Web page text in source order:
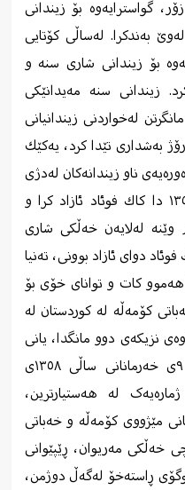
‌گواسترایه‌وه‌ بۆ زیندانی
به‌ندكرا. له‌ساڵی كۆتایی
بۆ زیندانی شاری سنه ‌و
زیندانی سنه‌ مه‌یدانێكی
له‌خواردنی زیندانیانی
سیاسی كه‌ كاك فوئاد بۆ ماوه‌ی ٢٤ رۆژ به‌شداری تێدا كرد، یه‌كێك
ناو زیندانه‌كان له‌دژی
رژیمی شا بوو. له پاییزی ساڵی ١٣٥٧ دا كاك فوئاد ئازاد كرا و
له‌لایه‌ن خه‌ڵكی شاری
دوای ئازاد بوونی، ته‌نیا
هه‌موو كات و توانای خۆی بۆ
كۆمه‌ڵه‌ له‌ كوردستان له‌
نزیکه‌ی دوو مانگدا، یانی
مانگی پووشپه‌ڕه‌وه‌ ‌تا ٩ی خه‌رمانانی ساڵی ١٣٥٨ی
له ‌هه‌ستیارترین،
مێژووی کۆمه‌ڵه‌ و خه‌باتی
خه‌ڵکی مه‌ریوان، ڕێپێوانی
ڕاسته‌خۆ له‌گه‌ڵ دوژمن،